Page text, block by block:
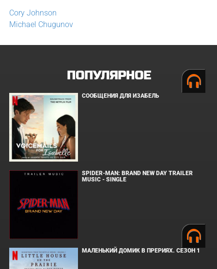
Cory Johnson
Michael Chugunov
ПОПУЛЯРНОЕ
СООБЩЕНИЯ ДЛЯ ИЗАБЕЛЬ
SPIDER-MAN: BRAND NEW DAY TRAILER
MUSIC - SINGLE
МАЛЕНЬКИЙ ДОМИК В ПРЕРИЯХ. СЕЗОН 1